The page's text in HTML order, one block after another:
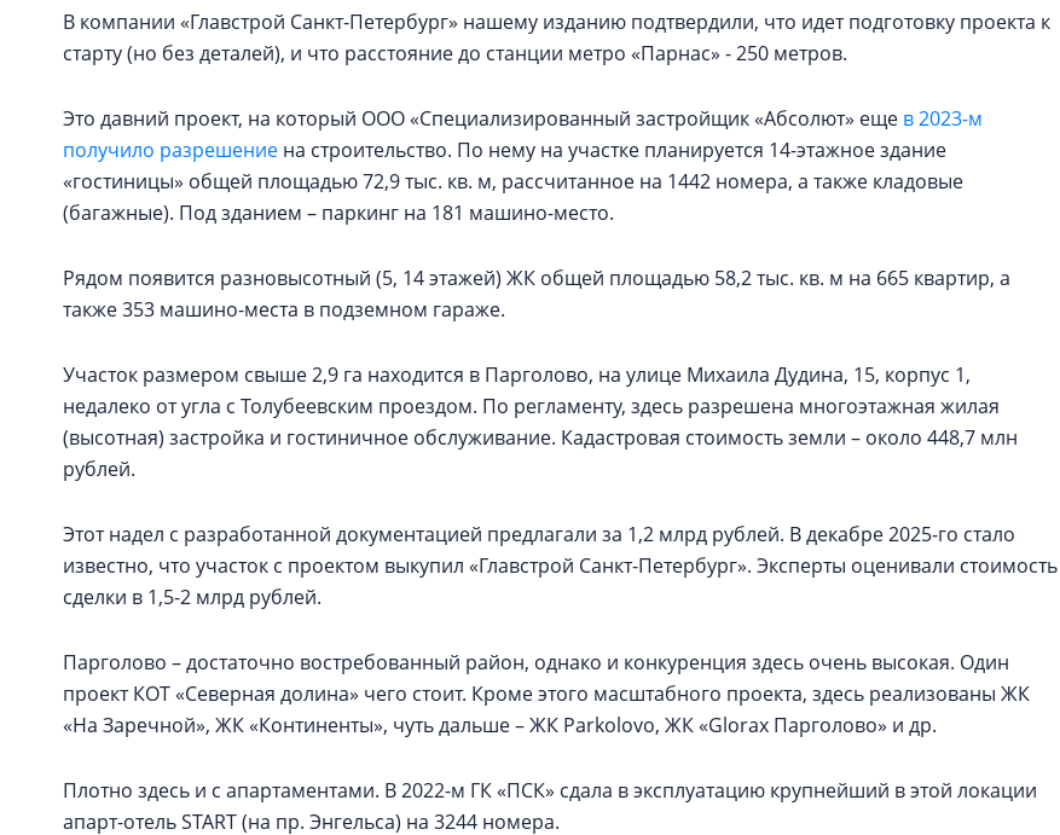
В компании «Главстрой Санкт-Петербург» нашему изданию подтвердили, что идет подготовку проекта к
старту (но без деталей), и что расстояние до станции метро «Парнас» - 250 метров.
Это давний проект, на который ООО «Специализированный застройщик «Абсолют» еще в 2023-м
получило разрешение на строительство. По нему на участке планируется 14-этажное здание
«гостиницы» общей площадью 72,9 тыс. кв. м, рассчитанное на 1442 номера, а также кладовые
(багажные). Под зданием – паркинг на 181 машино-место.
Рядом появится разновысотный (5, 14 этажей) ЖК общей площадью 58,2 тыс. кв. м на 665 квартир, а
также 353 машино-места в подземном гараже.
Участок размером свыше 2,9 га находится в Парголово, на улице Михаила Дудина, 15, корпус 1,
недалеко от угла с Толубеевским проездом. По регламенту, здесь разрешена многоэтажная жилая
(высотная) застройка и гостиничное обслуживание. Кадастровая стоимость земли – около 448,7 млн
рублей.
Этот надел с разработанной документацией предлагали за 1,2 млрд рублей. В декабре 2025-го стало
известно, что участок с проектом выкупил «Главстрой Санкт-Петербург». Эксперты оценивали стоимость
сделки в 1,5-2 млрд рублей.
Парголово – достаточно востребованный район, однако и конкуренция здесь очень высокая. Один
проект КОТ «Северная долина» чего стоит. Кроме этого масштабного проекта, здесь реализованы ЖК
«На Заречной», ЖК «Континенты», чуть дальше – ЖК Parkolovо, ЖК «Glorax Парголово» и др.
Плотно здесь и с апартаментами. В 2022-м ГК «ПСК» сдала в эксплуатацию крупнейший в этой локации
апарт-отель START (на пр. Энгельса) на 3244 номера.